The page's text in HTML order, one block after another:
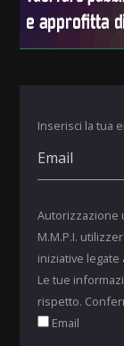
Inserisci la tua
Autorizzazione
M.M.P.I.
iniziative
Le tue
rispetto.
Email